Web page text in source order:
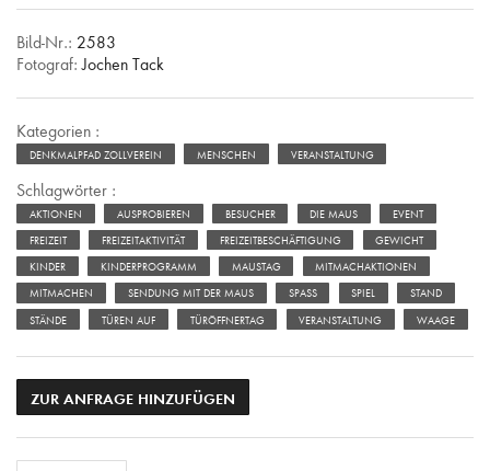
Bild-Nr.: 2583
Fotograf: Jochen Tack
Kategorien :
DENKMALPFAD ZOLLVEREIN MENSCHEN VERANSTALTUNG
Schlagwörter :
AKTIONEN AUSPROBIEREN BESUCHER DIE MAUS EVENT
FREIZEIT FREIZEITAKTIVITÄT FREIZEITBESCHÄFTIGUNG GEWICHT
KINDER KINDERPROGRAMM MAUSTAG MITMACHAKTIONEN
MITMACHEN SENDUNG MIT DER MAUS SPASS SPIEL STAND
STÄNDE TÜREN AUF TÜRÖFFNERTAG VERANSTALTUNG WAAGE
ZUR ANFRAGE HINZUFÜGEN